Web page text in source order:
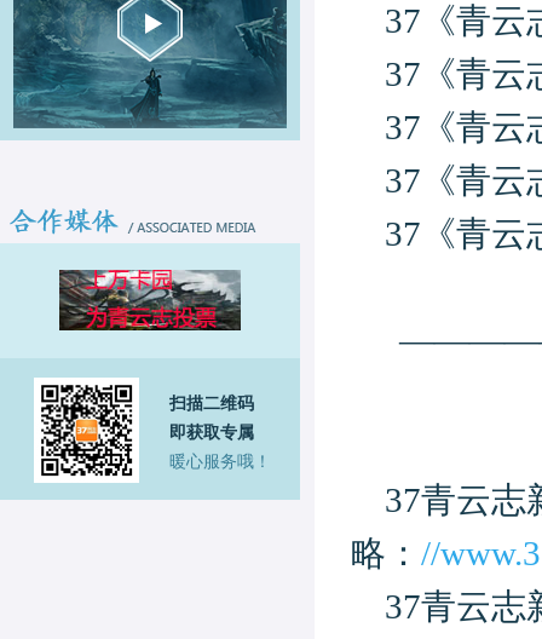
扫描二维码
即获取专属
暖心服务哦！
37《青云
37《青云
37《青云
37《青云
37《青云
37青云志
略： //
37青云志